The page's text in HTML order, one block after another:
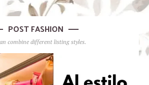
POST FASHION
combine different listing styles.